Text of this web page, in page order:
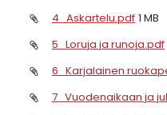
4_Askartelu.pdf 1 MB
5_Loruja ja runoja.pdf
6_Karjalainen
7_Vuodenaikaan ja